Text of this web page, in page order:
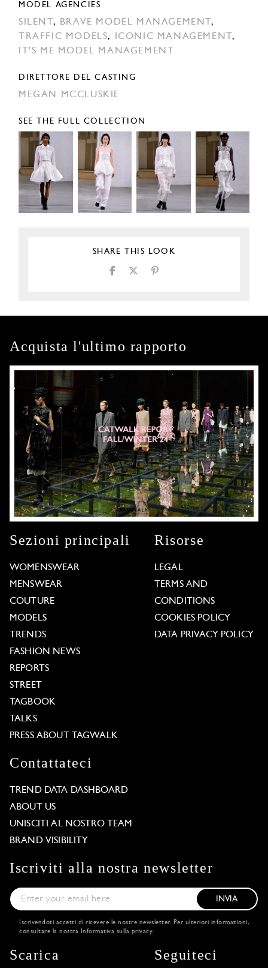
MODEL AGENCIES
SILENT , BRAVE MODEL MANAGEMENT,
TRAFFIC MODELS, ICONIC MANAGEMENT ,
IT'S ME MODEL MANAGEMENT
DIRETTORE DEL CASTING
MEGAN MCCLUSKIE
SEE THE FULL COLLECTION
SHARE THIS LOOK
Acquista l'ultimo rapporto
Sezioni principali
WOMENSWEAR
MENSWEAR
COUTURE
MODELS
TRENDS
FASHION NEWS
REPORTS
STREET
TAGBOOK
TALKS
PRESS ABOUT TAGWALK
Risorse
LEGAL
TERMS AND
CONDITIONS
COOKIES POLICY
DATA PRIVACY POLICY
Contattateci
TREND DATA DASHBOARD
ABOUT US
UNISCITI AL NOSTRO TEAM
BRAND VISIBILITY
Iscriviti alla nostra newsletter
INVIA
Iscrivendoti accetti di ricevere le nostre newsletter. Per ulteriori informazioni,
consultare la nostra
Informativa sulla privacy.
Scarica
Seguiteci